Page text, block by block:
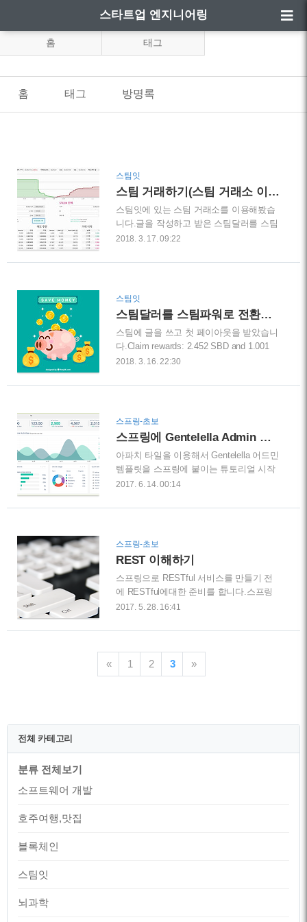
스타트업 엔지니어링
홈 태그
홈 태그 방명록
스팀잇
스팀 거래하기(스팀 거래소 이용방법)
스팀잇에 있는 스팀 거래소를 이용해봤습
니다.글을 작성하고 받은 스팀달러를 스팀
파워로 변환하기위해서 사용하게 된 건데
전환하는 방법은 이전 글에서 보실 수 있
파워로 바로 변환이 안되어서 스팀달러로
스팀을 구매해야합니다.주식거래와 같이
매도자와 매수자를 각각 원하는 가격에 맞
게 연결시켜주는 시스템입니다.잘만 이용
하면 단타도 가능할 것 같네요. ^^아래 그
소 진입은 스팀잇의 오른쪽 위에 있는 버
시죠?STEEM 구매스팀 구매를 해 보겠습
니다. 메뉴를 눌러 거래소에 진입을 합니
다.매도 주문 가격 확인화면 아래쪽에 매
수주..
2018. 3. 17. 09:22
스팀잇
스팀달러를 스팀파워로 전환하기(거래소 이용)
스팀에 글을 쓰고 첫 페이아웃을 받았습니
다.Claim rewards: 2.452 SBD and 1.001
STEEM POWER보상은 스팀달러와 스팀
로 전환하는 방법을 블로그로 옮겨봤습니
설명을 하게 되었네요.그동안 스팀백서도
읽어보고 해서 스팀달러와 스팀파워를 구
분할 줄 알게 되었어요.스팀달러보다는 스
팀파워가 더 중요하겠다고 생각을 했죠.
엇... 그런데 스팀달러를 어떻게 스팀파워
넷을 검색해보니 스팀달러에서 스팀파워
요.그런데 그사이 메뉴가 변경된 탓인지
찾을 수가 없네요.대신 스팀에서는 바로
스팀파..
2018. 3. 16. 22:30
스프링-초보
스프링에 Gentelella Admin 붙이기 with Apache Tiles
아파치 타일을 이용해서 Gentelella 어드민
템플릿을 스프링에 붙이는 튜토리얼 시작
합니다.스프링 이니셜라이져로 시작해서
아파치 타일로 레이아웃을 작성하도록 하
면 데모를 보실 수 있습니
다.https://colorlib.com/polygon/gentelella/
Bootstrap 3를 적용하여 만든 어드민 사이
트용 템플릿입니다. 여러가지 유용한 위젯
을 모아둔 형태입니다. 사이트를 제작할
적으로 작업시간을 단축시킬 수 있습니다.
데 유용하고요. 무엇보다 보기에 좋습니
다.^^ ..
2017. 6. 14. 00:14
스프링-초보
REST 이해하기
스프링으로 RESTful 서비스를 만들기 전
에 RESTful에대한 준비를 합니다.스프링
사이트에 있는 REST관련 문서와 가이드
문서는 Understanding REST입니다.원본
https://spring.io/understanding/REST 에서
보실 수 있습니다.라이센스는 원본 문서와
계하기 위한 아키텍처의 한 형태입니다.
2017. 5. 28. 16:41
« 1 2 3 »
전체 카테고리
분류 전체보기
소프트웨어 개발
호주여행,맛집
블록체인
스팀잇
뇌과학